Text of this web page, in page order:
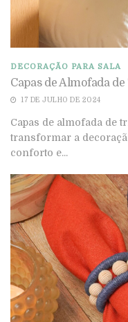
DECORAÇÃO PARA SALA
Capas de Almofada
17 DE JULHO DE 2024
Capas de almofada de
transformar a
conforto e...